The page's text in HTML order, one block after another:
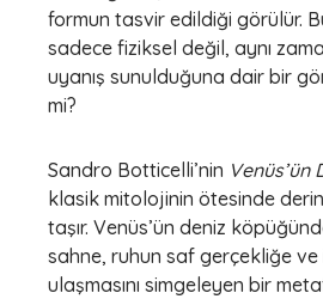
formun tasvir edildiği görülür.
sadece fiziksel değil, aynı
uyanış sunulduğuna dair bir
mi?
Sandro Botticelli’nin Venüs’ün
klasik mitolojinin ötesinde
taşır. Venüs’ün deniz
sahne, ruhun saf gerçekliğe
ulaşmasını simgeleyen bir